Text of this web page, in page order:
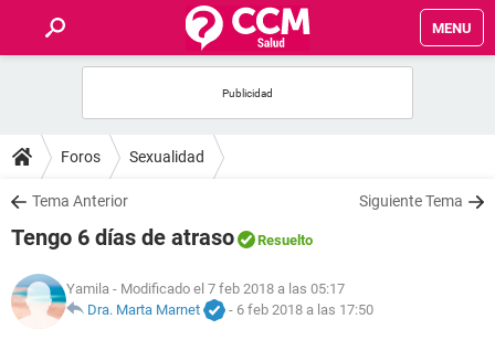
MENU
FOROS
SALUD
FAMILIA
NUTRICIÓN
Foros Sexualidad
Tema Anterior Siguiente Tema
Tengo 6 días de atraso Resuelto
Yamila - Modificado el 7 feb 2018 a las 05:17
Dra. Marta Marnet
- 6 feb 2018 a las 17:50